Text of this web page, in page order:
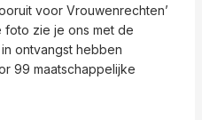
voor Vrouwenrechten’
foto zie je ons met de
ontvangst hebben
99 maatschappelijke